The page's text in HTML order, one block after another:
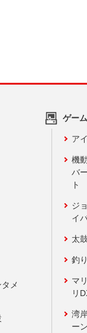
メ
ゲー
ア
機
バ
ト
ジ
イ
太
釣
マ
リ
湾
ー